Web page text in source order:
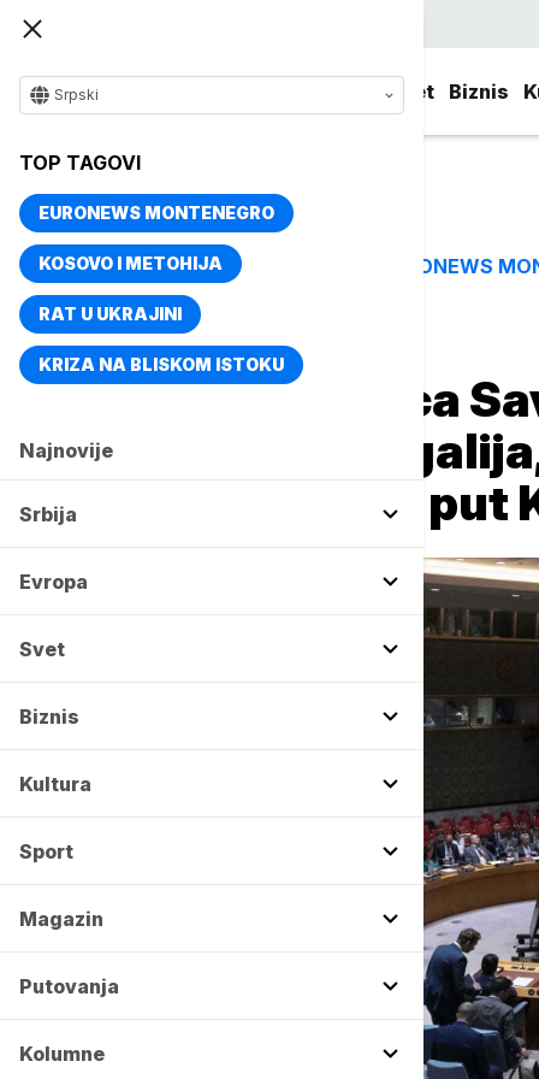
Svet Biznis
Srpski
TOP TAGOVI
EURONEWS MONTENEGRO
KOSOVO I METOHIJA
RAT U UKRAJINI
KRIZA NA BLISKOM ISTOKU
Najnovije
Srbija
Evropa
Svet
Biznis
Kultura
Sport
Magazin
Putovanja
Kolumne
TOP TAGOVI EURONEWS
Naslovna Svet
Pet novih članica
Austrija,
Zimbabve i prvi put